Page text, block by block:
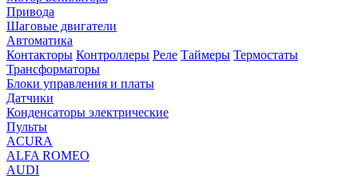
Привода
Шаговые двигатели
Автоматика
Контакторы Контроллеры Реле Таймеры Термостаты
Трансформаторы
Блоки управления и платы
Датчики
Конденсаторы электрические
Пульты
ACURA
ALFA ROMEO
AUDI